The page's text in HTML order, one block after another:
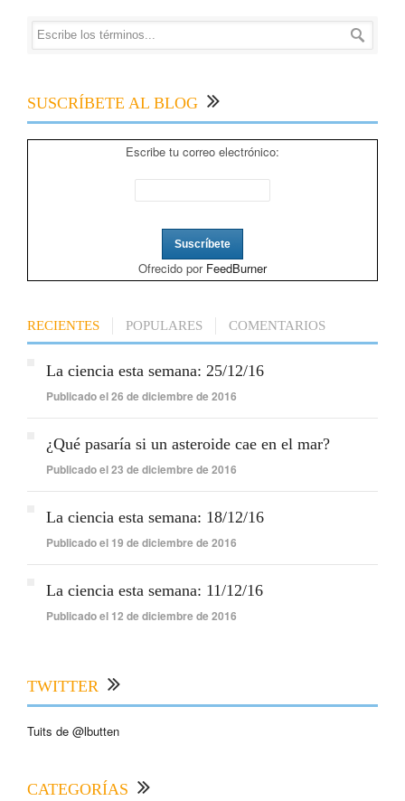
SUSCRÍBETE AL BLOG
Escribe tu correo electrónico:
Ofrecido por FeedBurner
RECIENTES POPULARES COMENTARIOS
La ciencia esta semana: 25/12/16
Publicado el 26 de diciembre de 2016
¿Qué pasaría si un asteroide cae en el mar?
Publicado el 23 de diciembre de 2016
La ciencia esta semana: 18/12/16
Publicado el 19 de diciembre de 2016
La ciencia esta semana: 11/12/16
Publicado el 12 de diciembre de 2016
TWITTER
Tuits de @lbutten
CATEGORÍAS